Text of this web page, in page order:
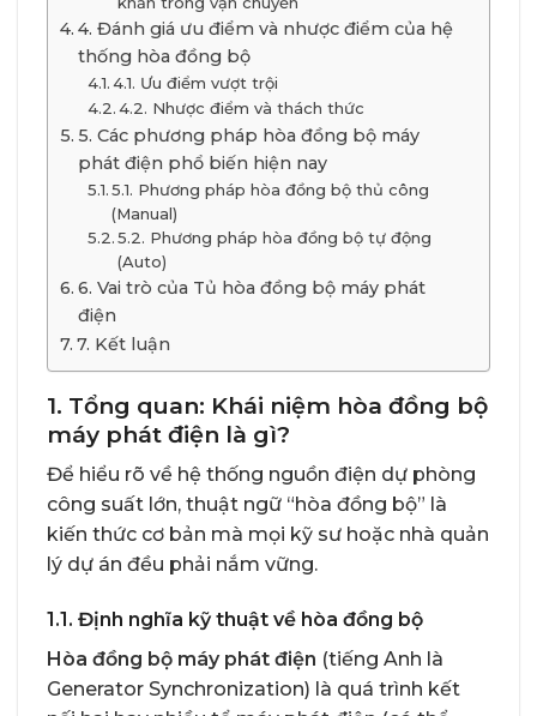
4. Đánh giá ưu điểm và nhược điểm của hệ
thống hòa đồng bộ
4.1. Ưu điểm vượt trội
4.2. Nhược điểm và thách thức
5. Các phương pháp hòa đồng bộ máy
phát điện phổ biến hiện nay
5.1. Phương pháp hòa đồng bộ thủ công
(Manual)
5.2. Phương pháp hòa đồng bộ tự động
(Auto)
6. Vai trò của Tủ hòa đồng bộ máy phát
điện
7. Kết luận
1. Tổng quan: Khái niệm hòa đồng bộ
máy phát điện là gì?
Để hiểu rõ về hệ thống nguồn điện dự phòng
công suất lớn, thuật ngữ “hòa đồng bộ” là
kiến thức cơ bản mà mọi kỹ sư hoặc nhà quản
lý dự án đều phải nắm vững.
1.1. Định nghĩa kỹ thuật về hòa đồng bộ
Hòa đồng bộ máy phát điện (tiếng Anh là
Generator Synchronization) là quá trình kết